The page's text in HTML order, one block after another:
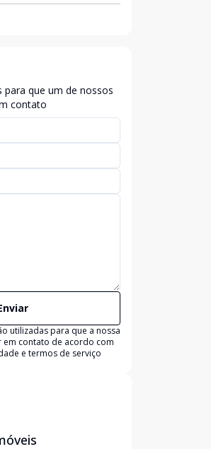
para que um de nossos
contato
utilizadas para que a nossa
em contato de acordo com
e termos de serviço